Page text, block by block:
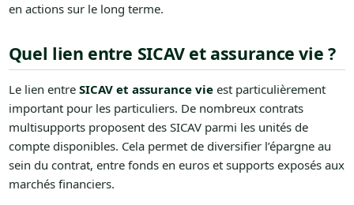
en actions sur le long terme.
Quel lien entre SICAV et assurance vie ?
Le lien entre SICAV et assurance vieest particulièrement
important pour les particuliers. De nombreux contrats
multisupports proposent des SICAV parmi les unités de
compte disponibles. Cela permet de diversifier l’épargne au
sein du contrat, entre fonds en euros et supports exposés aux
marchés financiers.